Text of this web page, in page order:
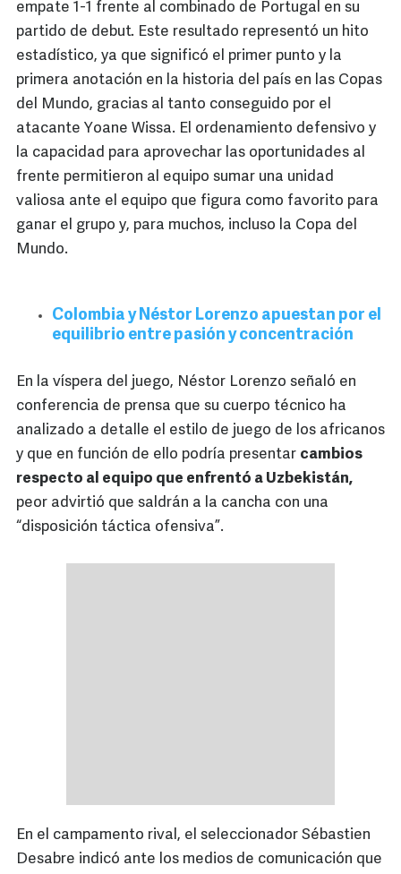
empate 1-1 frente al combinado de Portugal en su
partido de debut. Este resultado representó un hito
estadístico, ya que significó el primer punto y la
primera anotación en la historia del país en las Copas
del Mundo, gracias al tanto conseguido por el
atacante Yoane Wissa. El ordenamiento defensivo y
la capacidad para aprovechar las oportunidades al
frente permitieron al equipo sumar una unidad
valiosa ante el equipo que figura como favorito para
ganar el grupo y, para muchos, incluso la Copa del
Mundo.
Colombia y Néstor Lorenzo apuestan por el
equilibrio entre pasión y concentración
En la víspera del juego, Néstor Lorenzo señaló en
conferencia de prensa que su cuerpo técnico ha
analizado a detalle el estilo de juego de los africanos
y que en función de ello podría presentar cambios
respecto al equipo que enfrentó a Uzbekistán,
peor advirtió que saldrán a la cancha con una
“disposición táctica ofensiva”.
En el campamento rival, el seleccionador Sébastien
Desabre indicó ante los medios de comunicación que